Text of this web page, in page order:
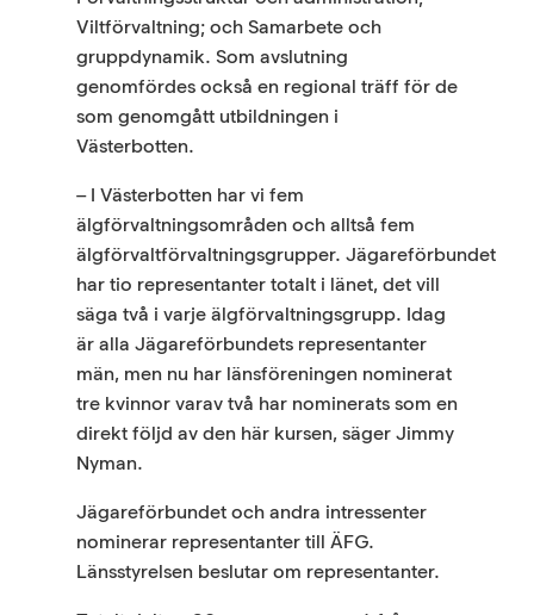
Viltförvaltning; och Samarbete och
gruppdynamik. Som avslutning
genomfördes också en regional träff för de
som genomgått utbildningen i
Västerbotten.
– I Västerbotten har vi fem
älgförvaltningsområden och alltså fem
älgförvaltförvaltningsgrupper. Jägareförbundet
har tio representanter totalt i länet, det vill
säga två i varje älgförvaltningsgrupp. Idag
är alla Jägareförbundets representanter
män, men nu har länsföreningen nominerat
tre kvinnor varav två har nominerats som en
direkt följd av den här kursen, säger Jimmy
Nyman.
Jägareförbundet och andra intressenter
nominerar representanter till ÄFG.
Länsstyrelsen beslutar om representanter.